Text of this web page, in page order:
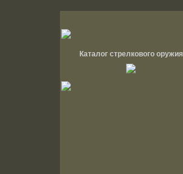
Каталог стрелкового оружия